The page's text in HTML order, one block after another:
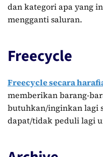
dan kategori apa yang
mengganti saluran.
Freecycle
Freecycle secara
memberikan barang-
butuhkan/inginkan lagi
dapat/tidak peduli lagi